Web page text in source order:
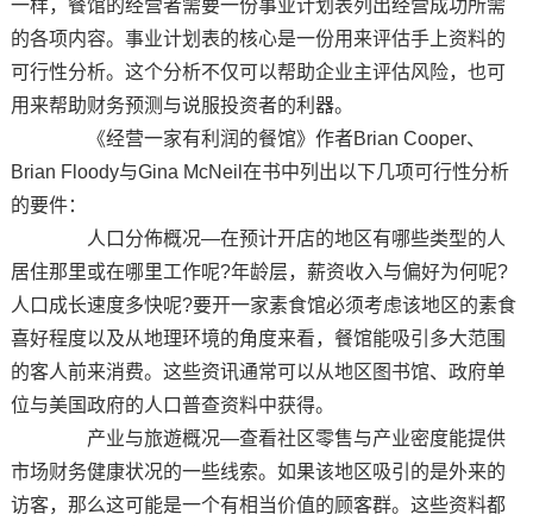
一样，餐馆的经营者需要一份事业计划表列出经营成功所需
的各项内容。事业计划表的核心是一份用来评估手上资料的
可行性分析。这个分析不仅可以帮助企业主评估风险，也可
用来帮助财务预测与说服投资者的利器。
《经营一家有利润的餐馆》作者Brian Cooper、
Brian Floody与Gina McNeil在书中列出以下几项可行性分析
的要件：
人口分佈概况—在预计开店的地区有哪些类型的人
居住那里或在哪里工作呢?年龄层，薪资收入与偏好为何呢?
人口成长速度多快呢?要开一家素食馆必须考虑该地区的素食
喜好程度以及从地理环境的角度来看，餐馆能吸引多大范围
的客人前来消费。这些资讯通常可以从地区图书馆、政府单
位与美国政府的人口普查资料中获得。
产业与旅遊概况—查看社区零售与产业密度能提供
市场财务健康状况的一些线索。如果该地区吸引的是外来的
访客，那么这可能是一个有相当价值的顾客群。这些资料都